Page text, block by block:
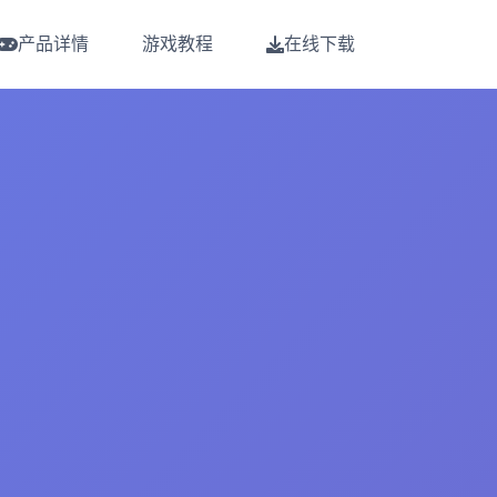
产品详情 游戏教程 在线下载